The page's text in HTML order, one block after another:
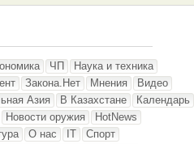
ЧП
Наука и техника
Закона.Нет Мнения
Видео
Азия В Казахстане
Календарь
Новости оружия
HotNews
О нас IT
Спорт